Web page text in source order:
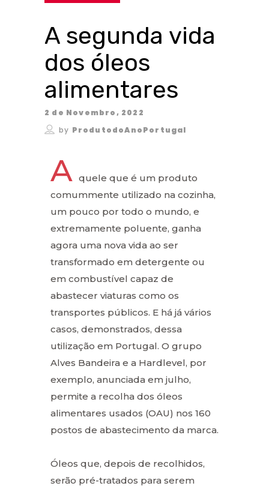
A segunda vida
dos óleos
alimentares
2 de Novembro, 2022
by ProdutodoAnoPortugal
A quele que é um produto
comummente utilizado na cozinha,
um pouco por todo o mundo, e
extremamente poluente, ganha
agora uma nova vida ao ser
transformado em detergente ou
em combustível capaz de
abastecer viaturas como os
transportes públicos. E há já vários
casos, demonstrados, dessa
utilização em Portugal. O grupo
Alves Bandeira e a Hardlevel, por
exemplo, anunciada em julho,
permite a recolha dos óleos
alimentares usados (OAU) nos 160
postos de abastecimento da marca.
Óleos que, depois de recolhidos,
serão pré-tratados para serem